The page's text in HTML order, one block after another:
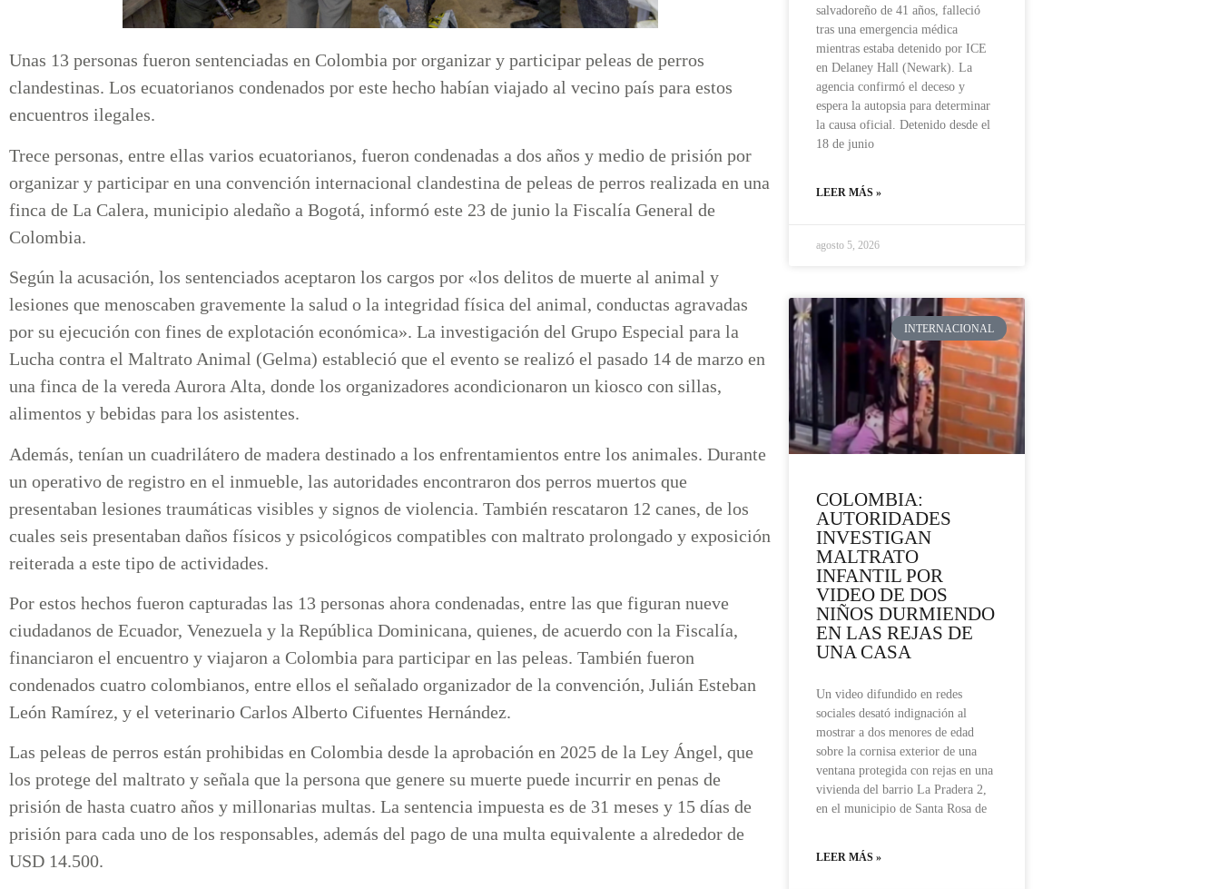
Unas 13 personas fueron sentenciadas en Colombia por organizar y participar peleas de perros
clandestinas. Los ecuatorianos condenados por este hecho habían viajado al vecino país para estos
encuentros ilegales.
Trece personas, entre ellas varios ecuatorianos, fueron condenadas a dos años y medio de prisión por
organizar y participar en una convención internacional clandestina de peleas de perros realizada en una
finca de La Calera, municipio aledaño a Bogotá, informó este 23 de junio la Fiscalía General de
Colombia.
Según la acusación, los sentenciados aceptaron los cargos por «los delitos de muerte al animal y
lesiones que menoscaben gravemente la salud o la integridad física del animal, conductas agravadas
por su ejecución con fines de explotación económica». La investigación del Grupo Especial para la
Lucha contra el Maltrato Animal (Gelma) estableció que el evento se realizó el pasado 14 de marzo en
una finca de la vereda Aurora Alta, donde los organizadores acondicionaron un kiosco con sillas,
alimentos y bebidas para los asistentes.
Además, tenían un cuadrilátero de madera destinado a los enfrentamientos entre los animales. Durante
un operativo de registro en el inmueble, las autoridades encontraron dos perros muertos que
presentaban lesiones traumáticas visibles y signos de violencia. También rescataron 12 canes, de los
cuales seis presentaban daños físicos y psicológicos compatibles con maltrato prolongado y exposición
reiterada a este tipo de actividades.
Por estos hechos fueron capturadas las 13 personas ahora condenadas, entre las que figuran nueve
ciudadanos de Ecuador, Venezuela y la República Dominicana, quienes, de acuerdo con la Fiscalía,
financiaron el encuentro y viajaron a Colombia para participar en las peleas. También fueron
condenados cuatro colombianos, entre ellos el señalado organizador de la convención, Julián Esteban
León Ramírez, y el veterinario Carlos Alberto Cifuentes Hernández.
Las peleas de perros están prohibidas en Colombia desde la aprobación en 2025 de la Ley Ángel, que
los protege del maltrato y señala que la persona que genere su muerte puede incurrir en penas de
prisión de hasta cuatro años y millonarias multas. La sentencia impuesta es de 31 meses y 15 días de
prisión para cada uno de los responsables, además del pago de una multa equivalente a alrededor de
USD 14.500.
salvadoreño de 41 años, falleció
tras una emergencia médica
mientras estaba detenido por ICE
en Delaney Hall (Newark). La
agencia confirmó el deceso y
espera la autopsia para determinar
la causa oficial. Detenido desde el
18 de junio
LEER MÁS »
agosto 5, 2026
INTERNACIONAL
COLOMBIA:
AUTORIDADES
INVESTIGAN
MALTRATO
INFANTIL POR
VIDEO DE DOS
NIÑOS DURMIENDO
EN LAS REJAS DE
UNA CASA
Un video difundido en redes
sociales desató indignación al
mostrar a dos menores de edad
sobre la cornisa exterior de una
ventana protegida con rejas en una
vivienda del barrio La Pradera 2,
en el municipio de Santa Rosa de
LEER MÁS »